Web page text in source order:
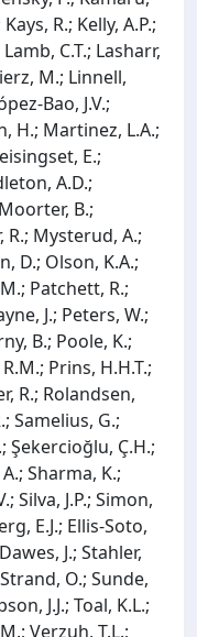
R.; Kelly, A.P.;
C.T.; Lasharr,
M.; Linnell,
Bao, J.V.;
H.; Martinez, L.A.;
E.;
A.D.;
B.;
Mysterud, A.;
D.; Olson, K.A.;
Patchett, R.;
J.; Peters, W.;
B.; Poole, K.;
Prins, H.H.T.;
R.; Rolandsen,
Samelius, G.;
Şekercioğlu, Ç.H.;
Sharma, K.;
Silva, J.P.; Simon,
E.J.; Ellis-Soto,
J.; Stahler,
O.; Sunde,
J.J.; Toal, K.L.;
Verzuh, T.L.;